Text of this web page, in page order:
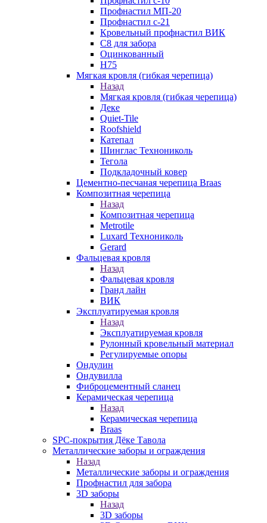
Профнастил МП-20
Профнастил с-21
Кровельный профнастил ВИК
С8 для забора
Оцинкованный
Н75
Мягкая кровля (гибкая черепица)
Назад
Мягкая кровля (гибкая черепица)
Деке
Quiet-Tile
Roofshield
Катепал
Шинглас Технониколь
Тегола
Подкладочный ковер
Цементно-песчаная черепица Braas
Композитная черепица
Назад
Композитная черепица
Metrotile
Luxard Технониколь
Gerard
Фальцевая кровля
Назад
Фальцевая кровля
Гранд лайн
ВИК
Эксплуатируемая кровля
Назад
Эксплуатируемая кровля
Рулонный кровельный материал
Регулируемые опоры
Ондулин
Ондувилла
Фиброцементный сланец
Керамическая черепица
Назад
Керамическая черепица
Braas
SPC-покрытия Дёке Тавола
Металлические заборы и ограждения
Назад
Металлические заборы и ограждения
Профнастил для забора
3D заборы
Назад
3D заборы